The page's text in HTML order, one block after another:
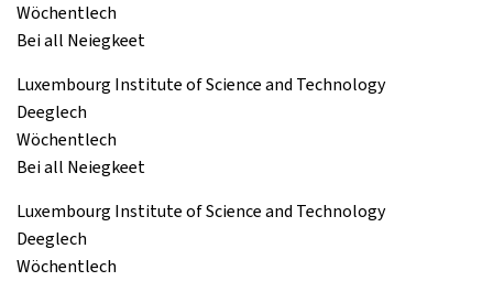
Wöchentlech
Bei all Neiegkeet
Luxembourg Institute of Science and Technology
Deeglech
Wöchentlech
Bei all Neiegkeet
Luxembourg Institute of Science and Technology
Deeglech
Wöchentlech